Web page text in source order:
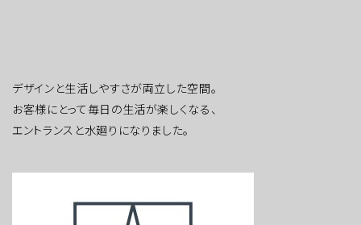
デザインと生活しやすさが両立した空間。
お客様にとって毎日の生活が楽しくなる、
エントランスと水廻りになりました。